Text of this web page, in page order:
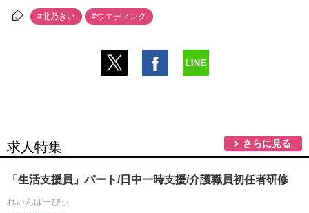
#北乃きい #ウエディング
求人特集 さらに見る
「生活支援員」パート/日中一時支援/介護職員初任者研修
れいんぼーびぃ